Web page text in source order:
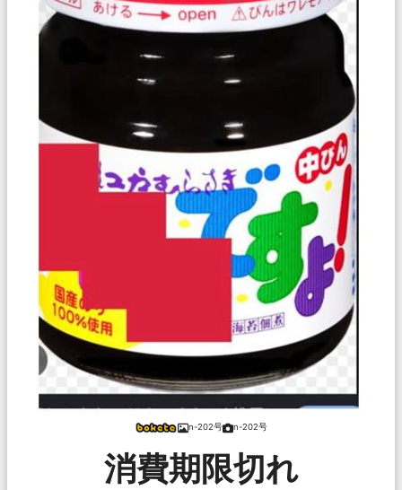
n-202号 n-202号
消費期限切れ